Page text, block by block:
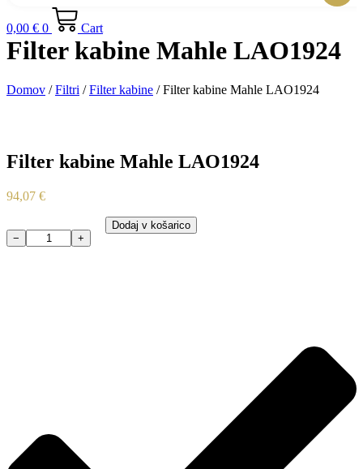
0,00 € 0 Cart
Filter kabine Mahle LAO1924
Domov /Filtri /Filter kabine / Filter kabine Mahle LAO1924
Filter kabine Mahle LAO1924
94,07 €
Filter
− +
Dodaj v košarico